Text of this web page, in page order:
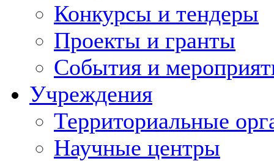
Конкурсы и тендеры
Проекты и гранты
События и
Учреждения
Территориальные
Научные центры